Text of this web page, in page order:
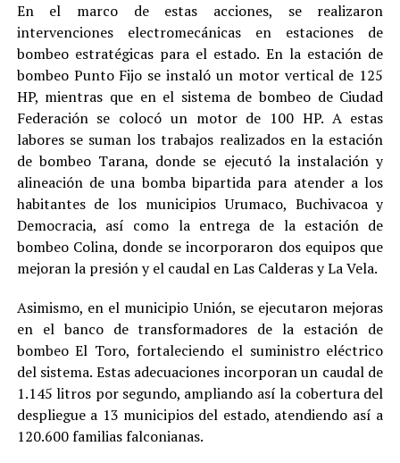
En el marco de estas acciones, se realizaron
intervenciones electromecánicas en estaciones de
bombeo estratégicas para el estado. En la estación de
bombeo Punto Fijo se instaló un motor vertical de 125
HP, mientras que en el sistema de bombeo de Ciudad
Federación se colocó un motor de 100 HP. A estas
labores se suman los trabajos realizados en la estación
de bombeo Tarana, donde se ejecutó la instalación y
alineación de una bomba bipartida para atender a los
habitantes de los municipios Urumaco, Buchivacoa y
Democracia, así como la entrega de la estación de
bombeo Colina, donde se incorporaron dos equipos que
mejoran la presión y el caudal en Las Calderas y La Vela.
Asimismo, en el municipio Unión, se ejecutaron mejoras
en el banco de transformadores de la estación de
bombeo El Toro, fortaleciendo el suministro eléctrico
del sistema. Estas adecuaciones incorporan un caudal de
1.145 litros por segundo, ampliando así la cobertura del
despliegue a 13 municipios del estado, atendiendo así a
120.600 familias falconianas.